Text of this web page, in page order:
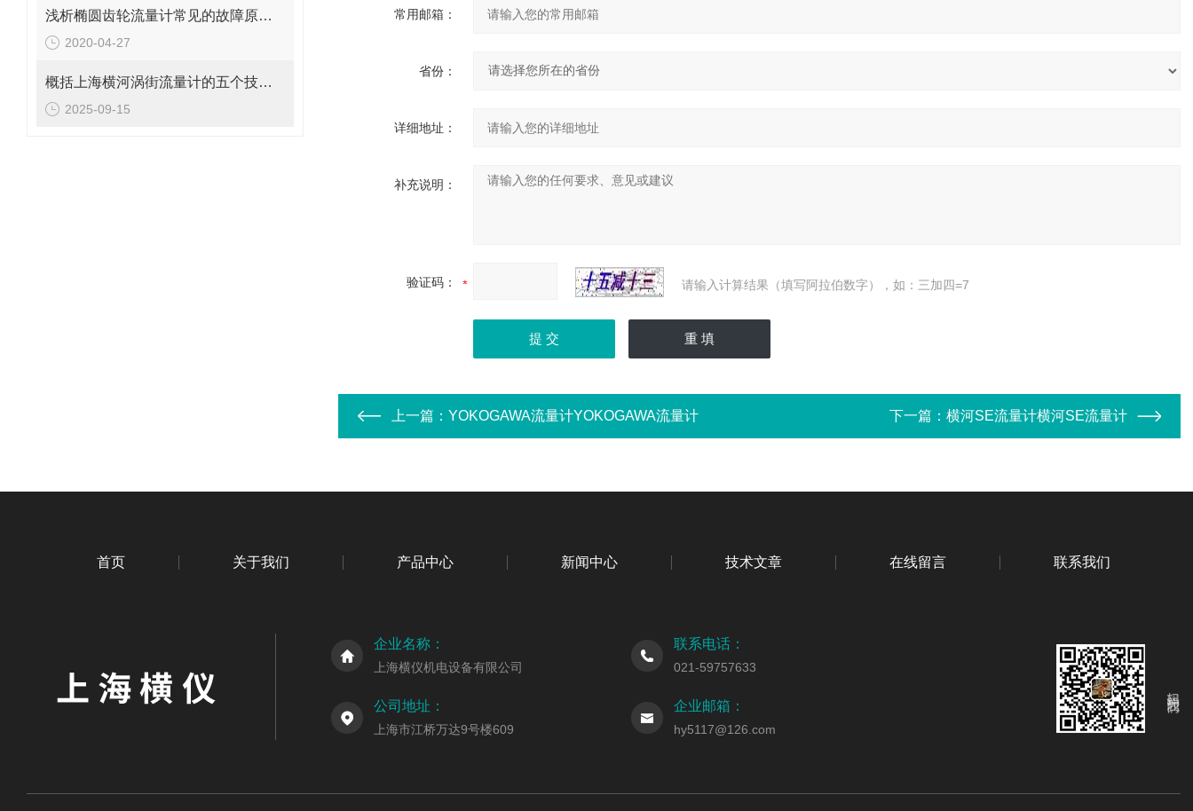
浅析椭圆齿轮流量计常见的故障原因和处理对策
2020-04-27
概括上海横河涡街流量计的五个技术要点
2025-09-15
常用邮箱：
省份：
详细地址：
补充说明：
验证码： 请输入计算结果（填写阿拉伯数字），如：三加四=7
上一篇： YOKOGAWA流量计YOKOGAWA流量计 下一篇： 横河SE流量计横河SE流量计
首页 关于我们 产品中心 新闻中心 技术文章 在线留言 联系我们
企业名称：
上海横仪机电设备有限公司
联系电话：
021-59757633
公司地址：
上海市江桥万达9号楼609
企业邮箱：
hy5117@126.com